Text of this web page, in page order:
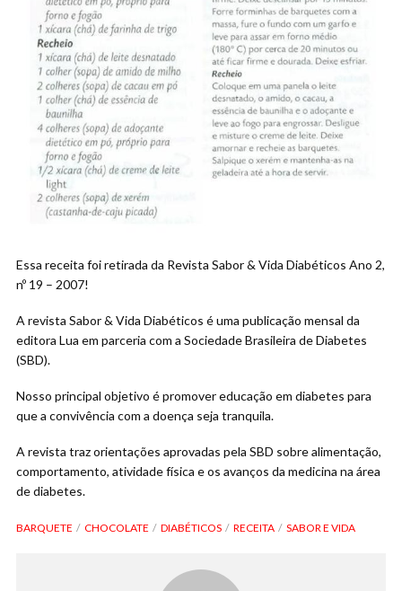
Essa receita foi retirada da Revista Sabor & Vida Diabéticos Ano 2,
nº 19 – 2007!
A revista Sabor & Vida Diabéticos é uma publicação mensal da
editora Lua em parceria com a Sociedade Brasileira de Diabetes
(SBD).
Nosso principal objetivo é promover educação em diabetes para
que a convivência com a doença seja tranquila.
A revista traz orientações aprovadas pela SBD sobre alimentação,
comportamento, atividade física e os avanços da medicina na área
de diabetes.
BARQUETE CHOCOLATE DIABÉTICOS RECEITA SABOR E VIDA